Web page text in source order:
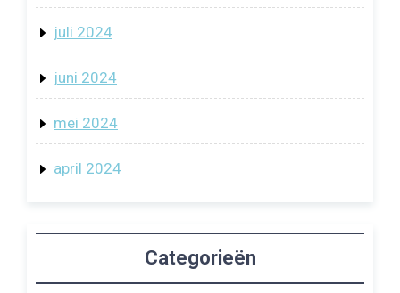
juli 2024
juni 2024
mei 2024
april 2024
Categorieën